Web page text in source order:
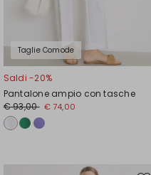
Taglie Comode
Saldi -20%
Pantalone ampio con tasche
€ 93,00 € 74,00